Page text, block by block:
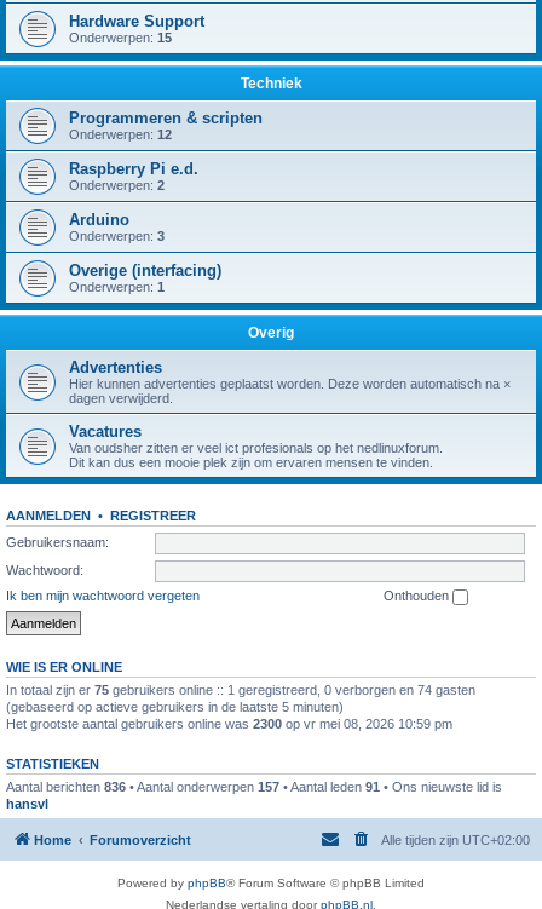
Hardware Support
Onderwerpen: 15
Techniek
Programmeren & scripten
Onderwerpen: 12
Raspberry Pi e.d.
Onderwerpen: 2
Arduino
Onderwerpen: 3
Overige (interfacing)
Onderwerpen: 1
Overig
Advertenties
Hier kunnen advertenties geplaatst worden. Deze worden automatisch na ×
dagen verwijderd.
Vacatures
Van oudsher zitten er veel ict profesionals op het nedlinuxforum.
Dit kan dus een mooie plek zijn om ervaren mensen te vinden.
AANMELDEN • REGISTREER
Gebruikersnaam:
Wachtwoord:
Ik ben mijn wachtwoord vergeten
Onthouden
WIE IS ER ONLINE
In totaal zijn er 75 gebruikers online :: 1 geregistreerd, 0 verborgen en 74 gasten
(gebaseerd op actieve gebruikers in de laatste 5 minuten)
Het grootste aantal gebruikers online was 2300 op vr mei 08, 2026 10:59 pm
STATISTIEKEN
Aantal berichten 836 • Aantal onderwerpen 157 • Aantal leden 91 • Ons nieuwste lid is
hansvl
Home Forumoverzicht Alle tijden zijn UTC+02:00
Powered by phpBB® Forum Software © phpBB Limited
Nederlandse vertaling doorphpBB.nl